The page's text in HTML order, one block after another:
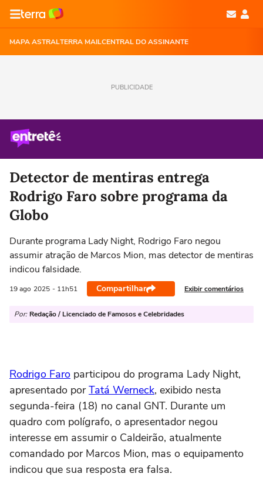
MAPA ASTRALTERRA MAILCENTRAL DO ASSINANTE
PUBLICIDADE
Detector de mentiras entrega
Rodrigo Faro sobre programa da
Globo
Durante programa Lady Night, Rodrigo Faro negou
assumir atração de Marcos Mion, mas detector de mentiras
indicou falsidade.
19 ago 2025 - 11h51 Compartilhar Exibir comentários
Por: Redação / Licenciado de Famosos e Celebridades
Rodrigo Faro participou do programa Lady Night,
apresentado porTatá Werneck, exibido nesta
segunda-feira (18) no canal GNT. Durante um
quadro com polígrafo, o apresentador negou
interesse em assumir o Caldeirão, atualmente
comandado por Marcos Mion, mas o equipamento
indicou que sua resposta era falsa.